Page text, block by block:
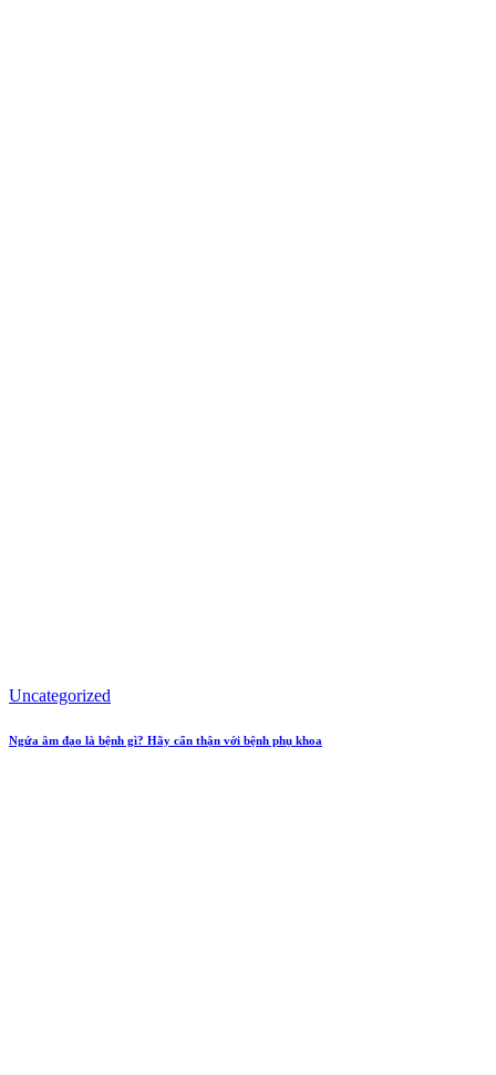
Uncategorized
Ngứa âm đạo là bệnh gì? Hãy cẩn thận với bệnh phụ khoa